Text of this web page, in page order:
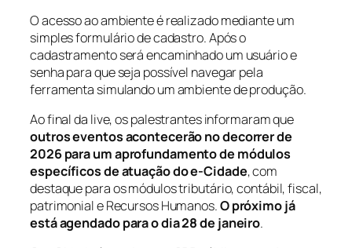
O acesso ao ambiente é realizado mediante um
simples formulário de cadastro. Após o
cadastramento será encaminhado um usuário e
senha para que seja possível navegar pela
ferramenta simulando um ambiente de produção.
Ao final da live, os palestrantes informaram que
outros eventos acontecerão no decorrer de
2026 para um aprofundamento de módulos
específicos de atuação do e-Cidade, com
destaque para os módulos tributário, contábil, fiscal,
patrimonial e Recursos Humanos.O próximo já
está agendado para o dia 28 de janeiro.